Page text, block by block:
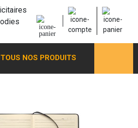
TOUS NOS PRODUITS